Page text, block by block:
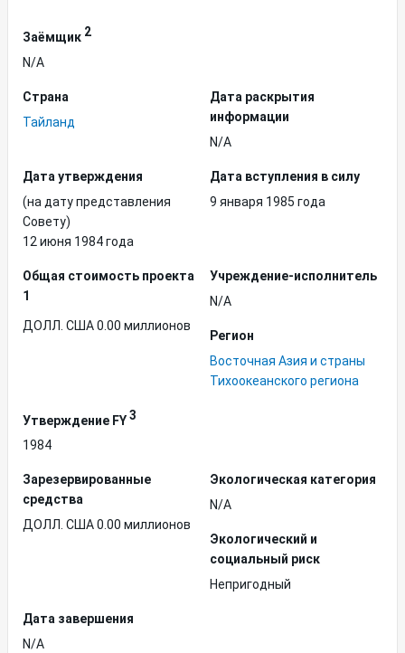
Заёмщик 2
N/A
Страна
Тайланд
Дата раскрытия
информации
N/A
Дата утверждения
(на дату представления
Совету)
12 июня 1984 года
Дата вступления в силу
9 января 1985 года
Общая стоимость проекта
1
ДОЛЛ. США 0.00 миллионов
Учреждение-исполнитель
N/A
Регион
Восточная Азия и страны
Тихоокеанского региона
Утверждение FY3
1984
Зарезервированные
средства
ДОЛЛ. США 0.00 миллионов
Экологическая категория
N/A
Экологический и
социальный риск
Непригодный
Дата завершения
N/A